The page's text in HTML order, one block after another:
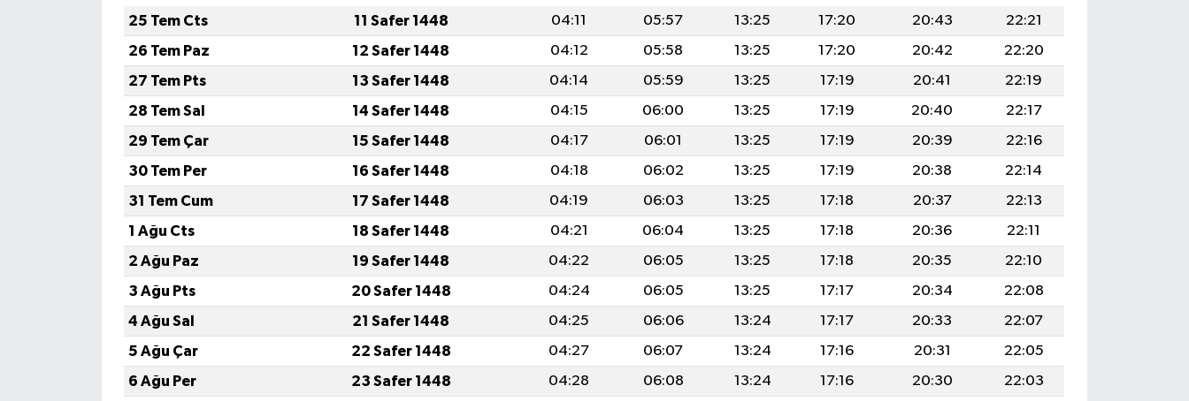
25 Tem Cts
11 Safer 1448 04:11 05:57 13:25 17:20 20:43
22:21
26 Tem Paz
12 Safer 1448 04:12 05:58 13:25 17:20 20:42
22:20
27 Tem Pts
13 Safer 1448 04:14 05:59 13:25 17:19 20:41
22:19
28 Tem Sal
14 Safer 1448 04:15 06:00 13:25 17:19 20:40
22:17
29 Tem Çar
15 Safer 1448 04:17 06:01 13:25 17:19 20:39
22:16
30 Tem Per
16 Safer 1448 04:18 06:02 13:25 17:19 20:38
22:14
31 Tem Cum
17 Safer 1448 04:19 06:03 13:25 17:18 20:37
22:13
1 Ağu Cts
18 Safer 1448 04:21 06:04 13:25 17:18 20:36
22:11
2 Ağu Paz
19 Safer 1448 04:22 06:05 13:25 17:18 20:35
22:10
3 Ağu Pts
20 Safer 1448 04:24 06:05 13:25 17:17 20:34
22:08
4 Ağu Sal
21 Safer 1448 04:25 06:06 13:24 17:17 20:33
22:07
5 Ağu Çar
22 Safer 1448 04:27 06:07 13:24 17:16 20:31
22:05
6 Ağu Per
23 Safer 1448 04:28 06:08 13:24 17:16 20:30
22:03